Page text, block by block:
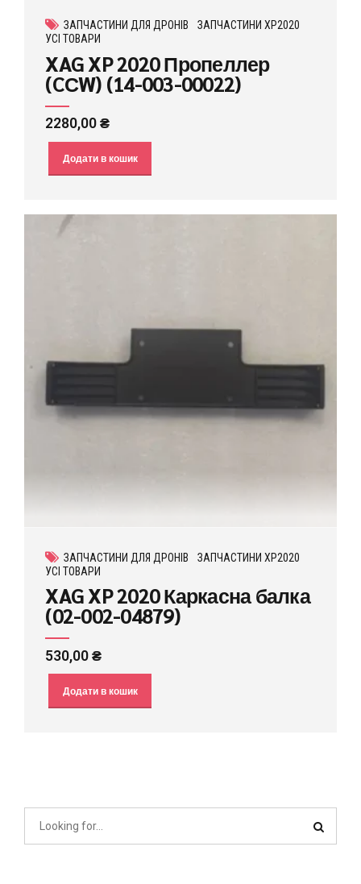
ЗАПЧАСТИНИ ДЛЯ ДРОНІВ
ЗАПЧАСТИНИ XP2020
УСІ ТОВАРИ
XAG XP 2020 Пропеллер
(CСW) (14-003-00022)
2280,00₴
Додати в кошик
ЗАПЧАСТИНИ ДЛЯ ДРОНІВ
ЗАПЧАСТИНИ XP2020
УСІ ТОВАРИ
XAG XP 2020 Каркасна балка
(02-002-04879)
530,00₴
Додати в кошик